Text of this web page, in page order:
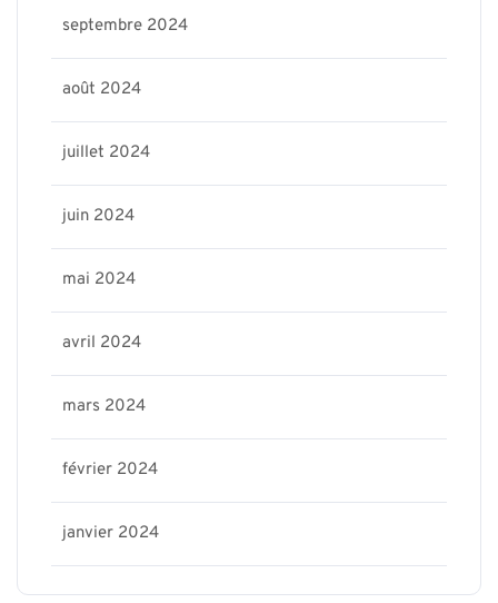
septembre 2024
août 2024
juillet 2024
juin 2024
mai 2024
avril 2024
mars 2024
février 2024
janvier 2024